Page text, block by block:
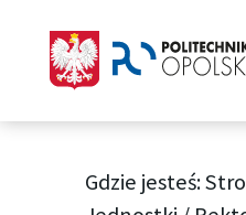
Gdzie jesteś: